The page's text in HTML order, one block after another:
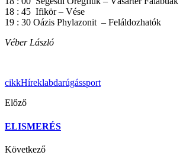
18 : 45 Ifikör – Vése
19 : 30 Oázis Phylazonit – Feláldozhatók
Véber László
cikkHíreklabdarúgássport
Előző
ELISMERÉS
Következő